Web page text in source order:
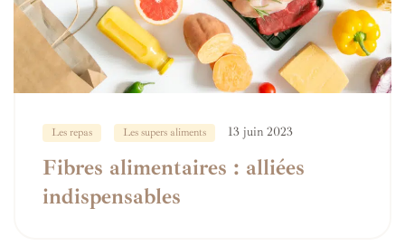
Les repas Les supers aliments 13 juin 2023
Fibres alimentaires : alliées
indispensables